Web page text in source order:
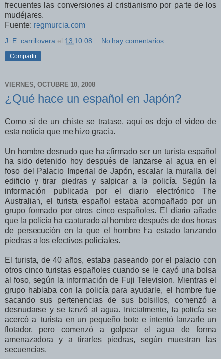
frecuentes las conversiones al cristianismo por parte de los
mudéjares.
Fuente: regmurcia.com
J. E. carrillovera el 13.10.08 No hay comentarios:
Compartir
VIERNES, OCTUBRE 10, 2008
¿Qué hace un español en Japón?
Como si de un chiste se tratase, aqui os dejo el video de
esta noticia que me hizo gracia.
Un hombre desnudo que ha afirmado ser un turista español
ha sido detenido hoy después de lanzarse al agua en el
foso del Palacio Imperial de Japón, escalar la muralla del
edificio y tirar piedras y salpicar a la policía. Según la
información publicada por el diario electrónico The
Australian, el turista español estaba acompañado por un
grupo formado por otros cinco españoles. El diario añade
que la policía ha capturado al hombre después de dos horas
de persecución en la que el hombre ha estado lanzando
piedras a los efectivos policiales.
El turista, de 40 años, estaba paseando por el palacio con
otros cinco turistas españoles cuando se le cayó una bolsa
al foso, según la información de Fuji Television. Mientras el
grupo hablaba con la policía para ayudarle, el hombre fue
sacando sus pertenencias de sus bolsillos, comenzó a
desnudarse y se lanzó al agua. Inicialmente, la policía se
acercó al turista en un pequeño bote e intentó lanzarle un
flotador, pero comenzó a golpear el agua de forma
amenazadora y a tirarles piedras, según muestran las
secuencias.